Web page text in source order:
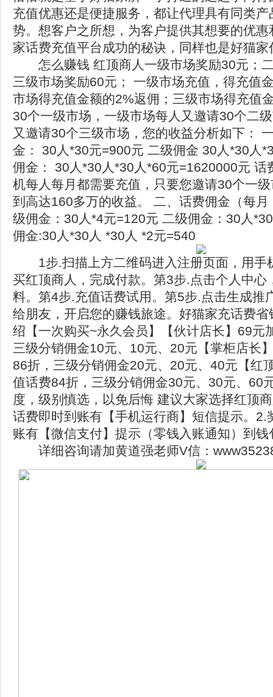
充值优惠还是便捷服务，都让代理具有同类
势。想客户之所想，为客户提供其想要的优
家话费充值平台成功的秘诀，同样也是好猫
怎么赚钱 红顶商人一级市场奖励30元；
三级市场奖励60元； 一级市场充值，得充值
市场得充值金额的2%返佣；三级市场得充值
30个一级市场，一级市场每人又邀请30个二
又邀请30个三级市场，您的收益分析如下：
金： 30人*30元=900元 二级佣金 30人*30人
佣金： 30人*30人*30人*60元=1620000元 话
机每人每月都需要充值，只要您邀请30个一
到高达160多万的收益。 二、话费佣金（每
级佣金：30人*4元=120元 二级佣金：30人
佣金:30人*30人 *30人 *2元=540
1步.扫描上方二维码进入注册页面，用手
买红顶商人，完成付款。第3步.点击个人中心
料。第4步.充值话费试用。第5步.点击生成推
给朋友，开启您的赚钱旅途。好猫家充话费
绍【一次购买~永久会员】【伙计店长】69元
三级分销佣金10元、10元、20元【掌柜店长
86折，三级分销佣金20元、20元、40元【红
值话费84折，三级分销佣金30元、30元、60
度，级别慎选，以免后悔 建议大家选择红顶
话费即时到账有【手机运行商】短信提示。2.
账有【微信支付】提示（零钱入账通知）到钱
详细咨询请加黄道强老师V信：